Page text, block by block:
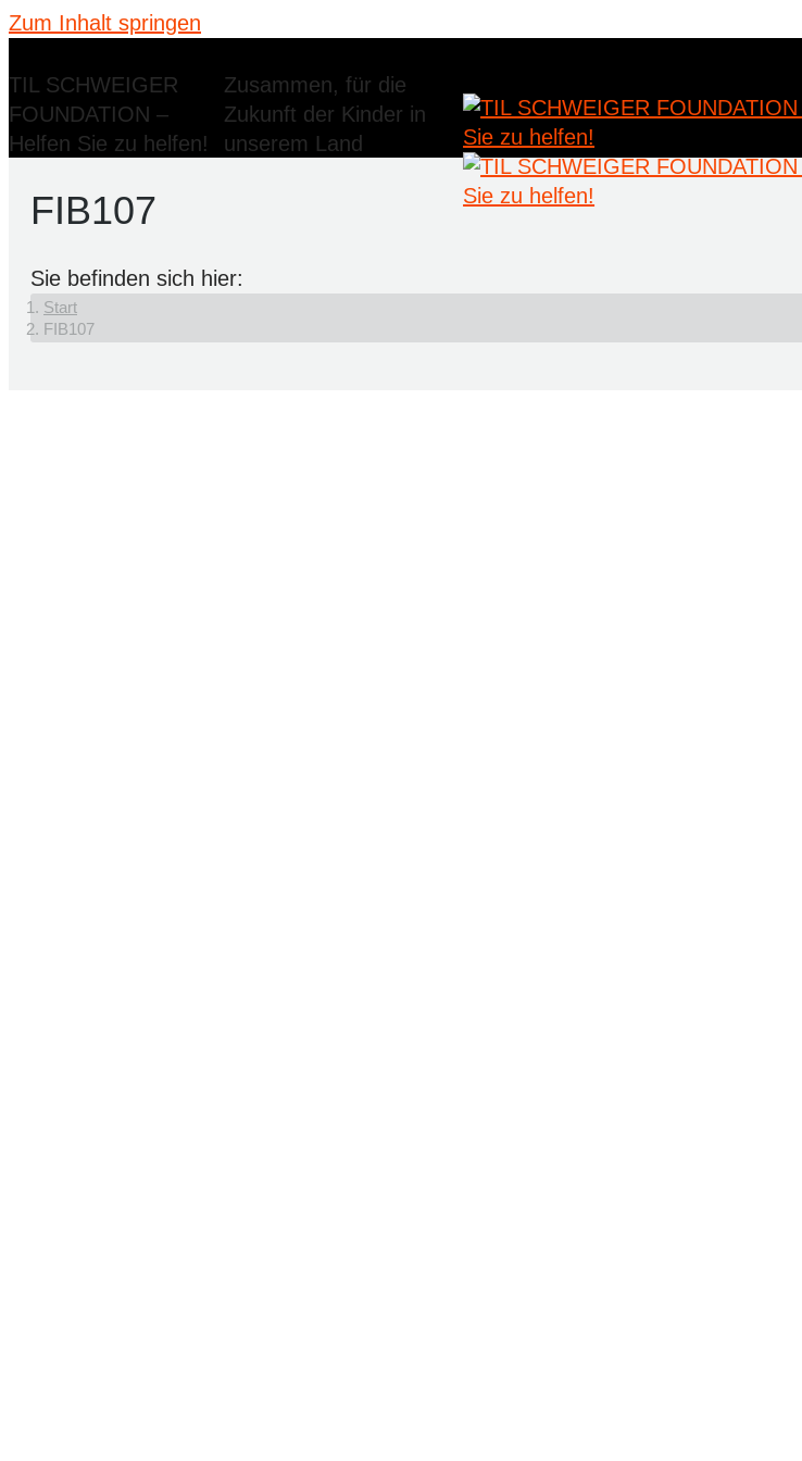
Zum Inhalt springen
TIL SCHWEIGER
FOUNDATION –
Helfen Sie zu helfen!
Zusammen, für die
Zukunft der Kinder in
unserem Land
FIB107
Sie befinden sich hier:
Start
FIB107